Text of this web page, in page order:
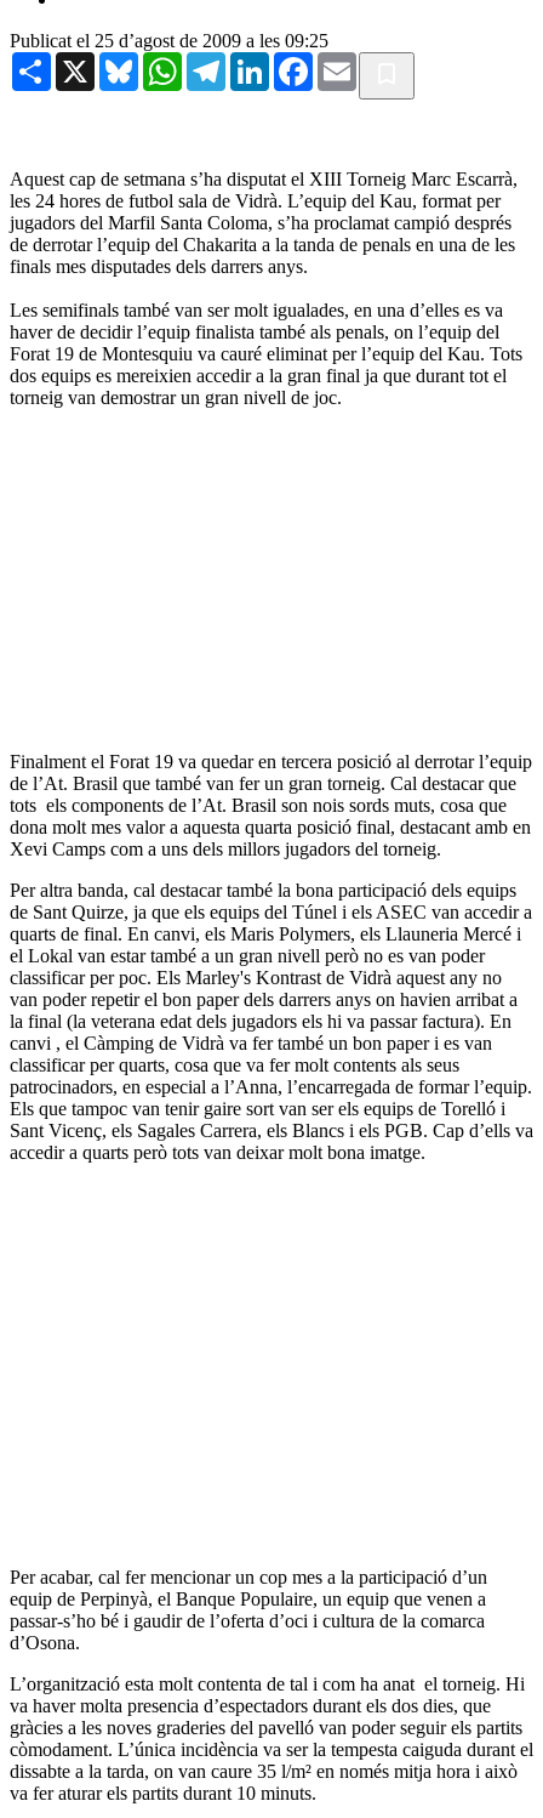
Publicat el 25 d’agost de 2009 a les 09:25
Share X BlueskyWhatsAppTelegramLinkedInFacebook
Email
Aquest cap de setmana s’ha disputat el XIII Torneig Marc Escarrà,
les 24 hores de futbol sala de Vidrà. L’equip del Kau, format per
jugadors del Marfil Santa Coloma, s’ha proclamat campió després
de derrotar l’equip del Chakarita a la tanda de penals en una de les
finals mes disputades dels darrers anys.
Les semifinals també van ser molt igualades, en una d’elles es va
haver de decidir l’equip finalista també als penals, on l’equip del
Forat 19 de Montesquiu va cauré eliminat per l’equip del Kau. Tots
dos equips es mereixien accedir a la gran final ja que durant tot el
torneig van demostrar un gran nivell de joc.
Finalment el Forat 19 va quedar en tercera posició al derrotar l’equip
de l’At. Brasil que també van fer un gran torneig. Cal destacar que
tots els components de l’At. Brasil son nois sords muts, cosa que
dona molt mes valor a aquesta quarta posició final, destacant amb en
Xevi Camps com a uns dels millors jugadors del torneig.
Per altra banda, cal destacar també la bona participació dels equips
de Sant Quirze, ja que els equips del Túnel i els ASEC van accedir a
quarts de final. En canvi, els Maris Polymers, els Llauneria Mercé i
el Lokal van estar també a un gran nivell però no es van poder
classificar per poc. Els Marley's Kontrast de Vidrà aquest any no
van poder repetir el bon paper dels darrers anys on havien arribat a
la final (la veterana edat dels jugadors els hi va passar factura). En
canvi , el Càmping de Vidrà va fer també un bon paper i es van
classificar per quarts, cosa que va fer molt contents als seus
patrocinadors, en especial a l’Anna, l’encarregada de formar l’equip.
Els que tampoc van tenir gaire sort van ser els equips de Torelló i
Sant Vicenç, els Sagales Carrera, els Blancs i els PGB. Cap d’ells va
accedir a quarts però tots van deixar molt bona imatge.
Per acabar, cal fer mencionar un cop mes a la participació d’un
equip de Perpinyà, el Banque Populaire, un equip que venen a
passar-s’ho bé i gaudir de l’oferta d’oci i cultura de la comarca
d’Osona.
L’organització esta molt contenta de tal i com ha anat el torneig. Hi
va haver molta presencia d’espectadors durant els dos dies, que
gràcies a les noves graderies del pavelló van poder seguir els partits
còmodament. L’única incidència va ser la tempesta caiguda durant el
dissabte a la tarda, on van caure 35 l/m² en només mitja hora i això
va fer aturar els partits durant 10 minuts.